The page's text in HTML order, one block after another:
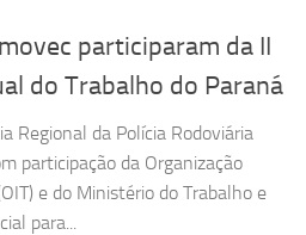
participaram da II
do Trabalho do Paraná
Regional da Polícia Rodoviária
participação da Organização
e do Ministério do Trabalho e
para...